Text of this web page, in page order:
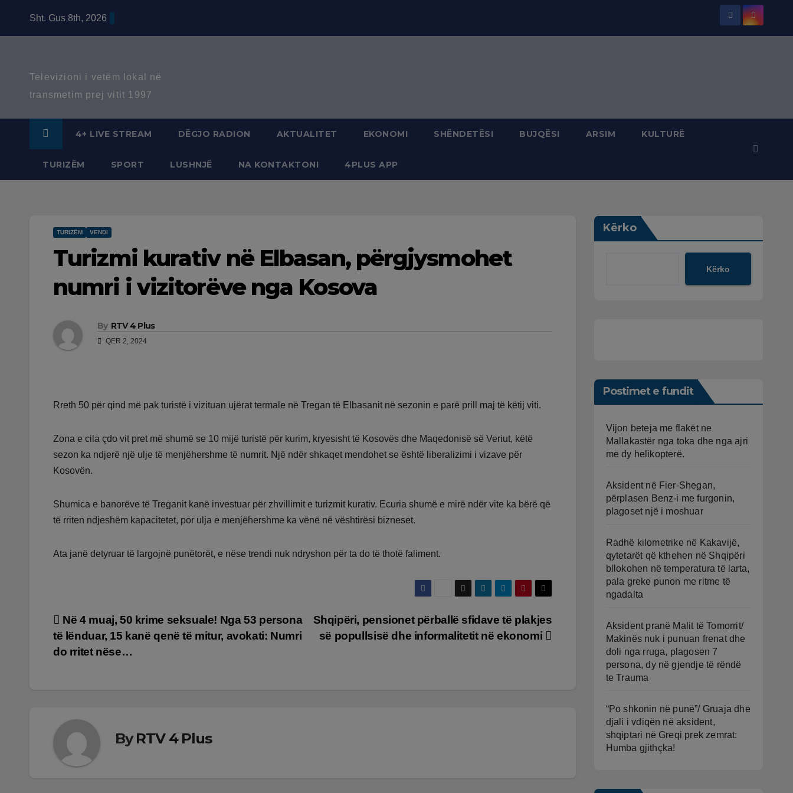
Sht. Gus 8th, 2026
Televizioni i vetëm lokal në
transmetim prej vitit 1997
4+ LIVE STREAM DËGJO RADION AKTUALITET EKONOMI SHËNDETËSI BUJQËSI ARSIM KULTURË
TURIZËM SPORT LUSHNJË NA KONTAKTONI 4PLUS APP
TURIZËM VENDI
Turizmi kurativ në Elbasan, përgjysmohet
numri i vizitorëve nga Kosova
By RTV 4 Plus
QER 2, 2024
Rreth 50 për qind më pak turistë i vizituan ujërat termale në Tregan të Elbasanit në sezonin e parë prill maj të këtij viti.
Zona e cila çdo vit pret më shumë se 10 mijë turistë për kurim, kryesisht të Kosovës dhe Maqedonisë së Veriut, këtë
sezon ka ndjerë një ulje të menjëhershme të numrit. Një ndër shkaqet mendohet se është liberalizimi i vizave për
Kosovën.
Shumica e banorëve të Treganit kanë investuar për zhvillimit e turizmit kurativ. Ecuria shumë e mirë ndër vite ka bërë që
të rriten ndjeshëm kapacitetet, por ulja e menjëhershme ka vënë në vështirësi bizneset.
Ata janë detyruar të largojnë punëtorët, e nëse trendi nuk ndryshon për ta do të thotë faliment.
Lëvizje
te
Shqipëri, pensionet përballë sfidave të plakjes
së popullsisë dhe informalitetit në ekonomi
Në 4 muaj, 50 krime seksuale! Nga 53 persona
të lënduar, 15 kanë qenë të mitur, avokati: Numri
do rritet nëse…
ByRTV 4 Plus
Kërko
Kërko
Postimet e fundit
Vijon beteja me flakët ne
Mallakastër nga toka dhe nga ajri
me dy helikopterë.
Aksident në Fier-Shegan,
përplasen Benz-i me furgonin,
plagoset një i moshuar
Radhë kilometrike në Kakavijë,
qytetarët që kthehen në Shqipëri
bllokohen në temperatura të larta,
pala greke punon me ritme të
ngadalta
Aksident pranë Malit të Tomorrit/
Makinës nuk i punuan frenat dhe
doli nga rruga, plagosen 7
persona, dy në gjendje të rëndë
te Trauma
“Po shkonin në punë”/ Gruaja dhe
djali i vdiqën në aksident,
shqiptari në Greqi prek zemrat:
Humba gjithçka!